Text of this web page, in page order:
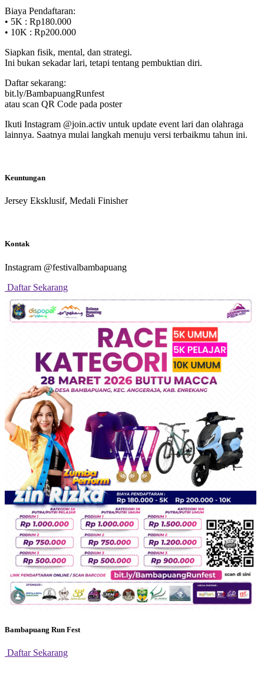
Biaya Pendaftaran:
• 5K : Rp180.000
• 10K : Rp200.000
Siapkan fisik, mental, dan strategi.
Ini bukan sekadar lari, tetapi tentang pembuktian diri.
Daftar sekarang:
bit.ly/BambapuangRunfest
atau scan QR Code pada poster
Ikuti Instagram @join.activ untuk update event lari dan olahraga
lainnya. Saatnya mulai langkah menuju versi terbaikmu tahun ini.
Keuntungan
Jersey Eksklusif, Medali Finisher
Kontak
Instagram @festivalbambapuang
Daftar Sekarang
Bambapuang Run Fest
Daftar Sekarang